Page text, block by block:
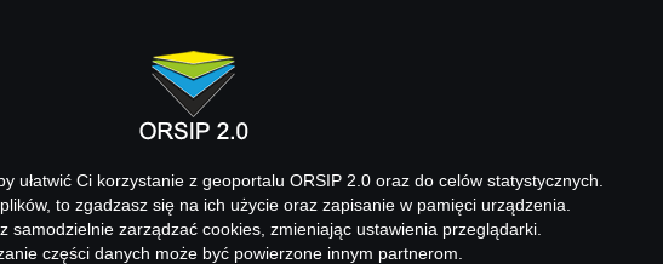
ułatwić Ci korzystanie z geoportalu ORSIP 2.0 oraz do celów statystycznych.
to zgadzasz się na ich użycie oraz zapisanie w pamięci urządzenia.
samodzielnie zarządzać cookies, zmieniając ustawienia przeglądarki.
części danych może być powierzone innym partnerom.